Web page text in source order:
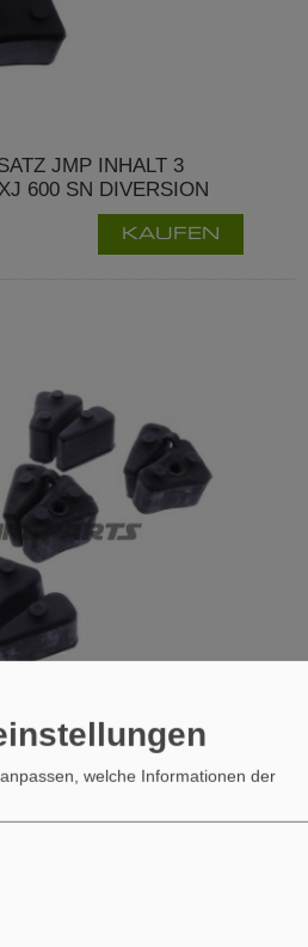
JMP INHALT 3
600 SN DIVERSION
KAUFEN
JMP INHALT 5
7275597 HONDA
welche Informationen der